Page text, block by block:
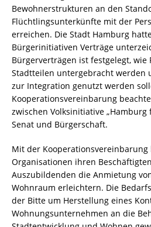
Bewohnerstrukturen an den
Flüchtlingsunterkünfte mit der
erreichen. Die Stadt Hamburg
Bürgerinitiativen Verträge
Bürgerverträgen ist festgelegt, wie
Stadtteilen untergebracht werden
zur Integration genutzt werden
Kooperationsvereinbarung
zwischen Volksinitiative
Senat und Bürgerschaft.
Mit der
Organisationen ihren
Auszubildenden die Anmietung
Wohnraum erleichtern. Die
der Bitte um Herstellung eines
Wohnungsunternehmen an die